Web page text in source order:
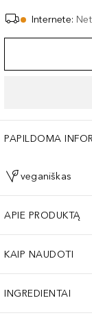
Internete:
PAPILDOMA
veganiškas
APIE PRODUKTĄ
KAIP NAUDOTI
INGREDIENTAI